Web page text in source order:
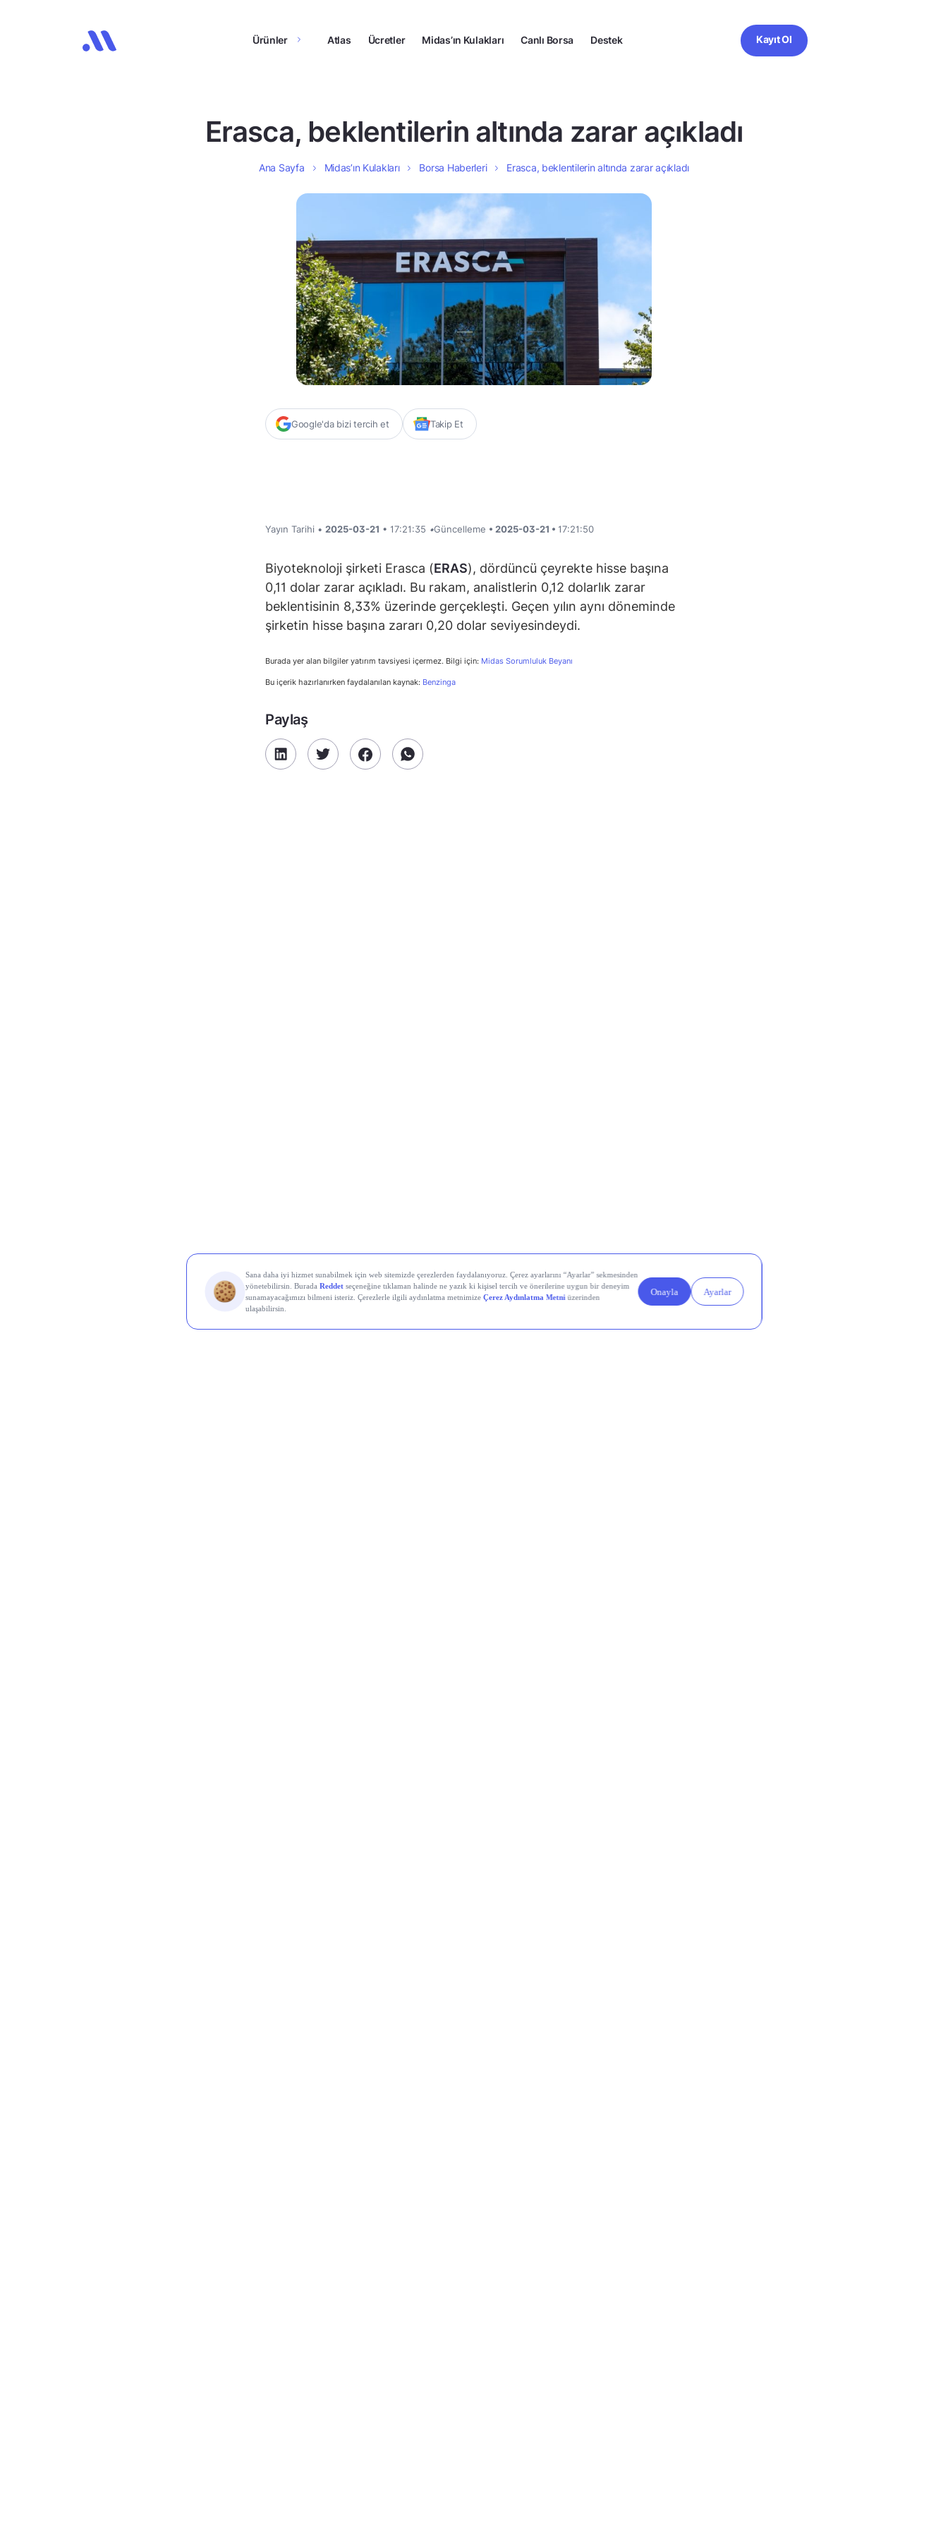
Ürünler Atlas Ücretler Midas’ın Kulakları Canlı Borsa Destek Kayıt Ol
Erasca, beklentilerin altında zarar açıkladı
Ana Sayfa Midas’ın Kulakları Borsa Haberleri Erasca, beklentilerin altında zarar açıkladı
Google'da bizi tercih et Takip Et
Yayın Tarihi • 2025-03-21 • 17:21:35 •Güncelleme • 2025-03-21 • 17:21:50
Biyoteknoloji şirketi Erasca (ERAS), dördüncü çeyrekte hisse başına
0,11 dolar zarar açıkladı. Bu rakam, analistlerin 0,12 dolarlık zarar
beklentisinin 8,33% üzerinde gerçekleşti. Geçen yılın aynı döneminde
şirketin hisse başına zararı 0,20 dolar seviyesindeydi.
Burada yer alan bilgiler yatırım tavsiyesi içermez. Bilgi için: Midas Sorumluluk Beyanı
Bu içerik hazırlanırken faydalanılan kaynak: Benzinga
Paylaş